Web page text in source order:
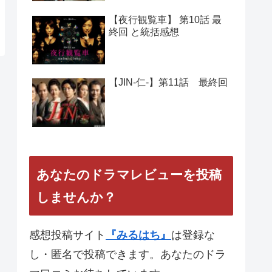
【夜行観覧車】 第10話 最
終回 と統括感想
【JIN-仁-】第11話 最終回
あなたのドラマレビューを投稿
しませんか？
感想投稿サイト 『みるはち』 は登録な
し・匿名で投稿できます。あなたのドラ